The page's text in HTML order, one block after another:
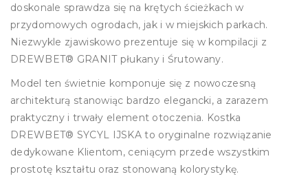
doskonale sprawdza się na krętych ścieżkach w
przydomowych ogrodach, jak i w miejskich parkach.
Niezwykle zjawiskowo prezentuje się w kompilacji z
DREWBET® GRANIT płukany i Śrutowany.
Model ten świetnie komponuje się z nowoczesną
architekturą stanowiąc bardzo elegancki, a zarazem
praktyczny i trwały element otoczenia. Kostka
DREWBET® SYCYL IJSKA to oryginalne rozwiązanie
dedykowane Klientom, ceniącym przede wszystkim
prostotę kształtu oraz stonowaną kolorystykę.